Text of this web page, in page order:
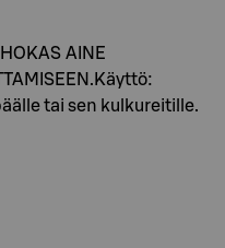
AINE
tai sen kulkureitille.